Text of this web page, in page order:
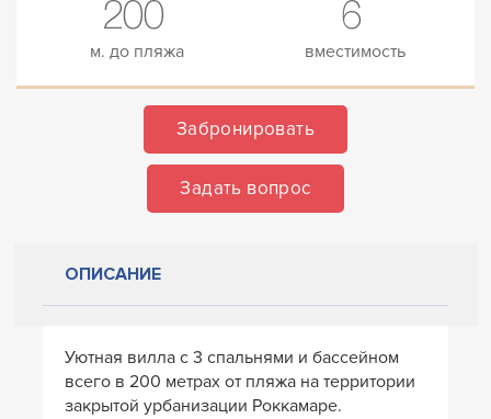
200
м. до пляжа
6
вместимость
Забронировать
Задать вопрос
ОПИСАНИЕ
Уютная вилла с 3 спальнями и бассейном
всего в 200 метрах от пляжа на территории
закрытой урбанизации Роккамаре.